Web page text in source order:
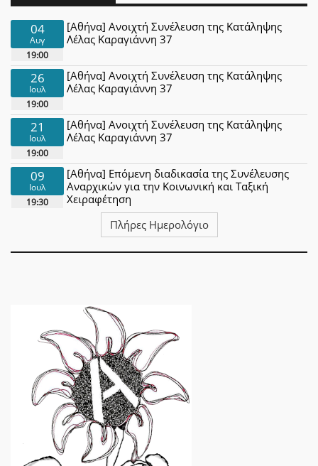
04
Αυγ
19:00
[Αθήνα] Ανοιχτή Συνέλευση της Κατάληψης
Λέλας Καραγιάννη 37
26
Ιουλ
19:00
[Αθήνα] Ανοιχτή Συνέλευση της Κατάληψης
Λέλας Καραγιάννη 37
21
Ιουλ
19:00
[Αθήνα] Ανοιχτή Συνέλευση της Κατάληψης
Λέλας Καραγιάννη 37
09
Ιουλ
19:30
[Αθήνα] Επόμενη διαδικασία της Συνέλευσης
Αναρχικών για την Κοινωνική και Ταξική
Χειραφέτηση
Πλήρες Ημερολόγιο